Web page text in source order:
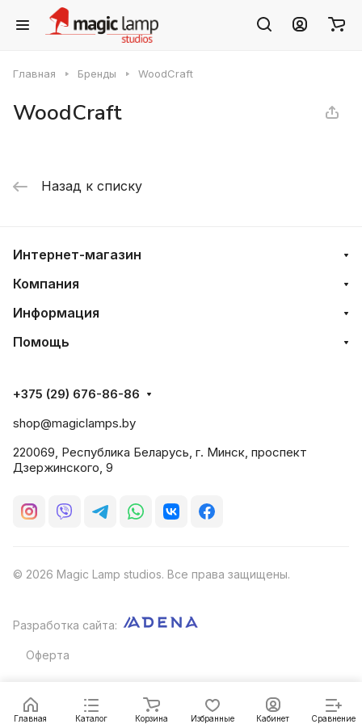
Главная Бренды WoodCraft
WoodCraft
Назад к списку
Главная Каталог Корзина Избранные Кабинет Сравнение
Интернет-магазин
Компания
Информация
Помощь
+375 (29) 676-86-86
shop@magiclamps.by
220069, Республика Беларусь, г. Минск, проспект
Дзержинского, 9
© 2026 Magic Lamp studios. Все права защищены.
Разработка сайта:
Оферта